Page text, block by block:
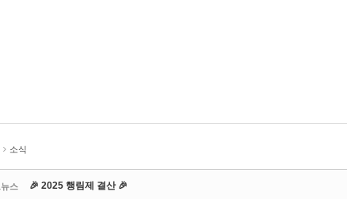
소식
스 🎉 2025 행림제 결산 🎉